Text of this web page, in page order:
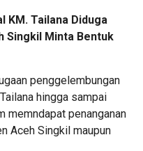
KM. Tailana Diduga
Singkil Minta Bentuk
penggelembungan
hingga sampai
memndapat penanganan
Aceh Singkil maupun